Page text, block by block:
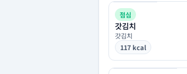
점심
갓김치
갓김치
117 kcal